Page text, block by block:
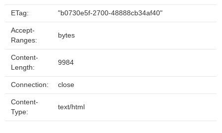
ETag: "b0730e5f-2700-48888cb34af40"
Accept-
Ranges:
bytes
Content-
Length:
9984
Connection: close
Content-
Type:
text/html